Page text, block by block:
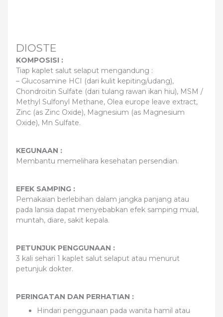
DIOSTE
KOMPOSISI :
Tiap kaplet salut selaput mengandung :
– Glucosamine HCI (dari kulit kepiting/udang),
Chondroitin Sulfate (dari tulang rawan ikan hiu), MSM /
Methyl Sulfonyl Methane, Olea europe leave extract,
Zinc (as Zinc Oxide), Magnesium (as Magnesium
Oxide), Mn Sulfate.
KEGUNAAN :
Membantu memelihara kesehatan persendian.
EFEK SAMPING :
Pemakaian berlebihan dalam jangka panjang atau
pada lansia dapat menyebabkan efek samping mual,
muntah, diare, sakit kepala.
PETUNJUK PENGGUNAAN :
3 kali sehari 1 kaplet salut selaput atau menurut
petunjuk dokter.
PERINGATAN DAN PERHATIAN :
Hindari penggunaan pada wanita hamil atau